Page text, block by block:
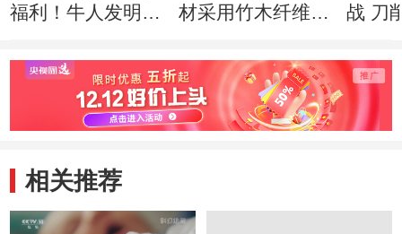
福利！牛人发明自
材采用竹木纤维
输成本
战 刀
相关推荐